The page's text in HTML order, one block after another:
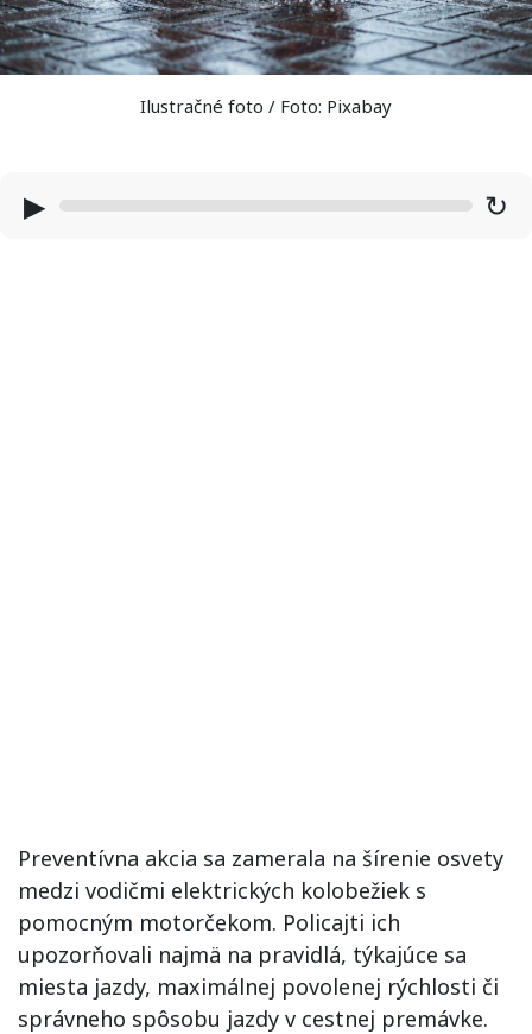
Ilustračné foto / Foto: Pixabay
▶ ↻
Preventívna akcia sa zamerala na šírenie osvety
medzi vodičmi elektrických kolobežiek s
pomocným motorčekom. Policajti ich
upozorňovali najmä na pravidlá, týkajúce sa
miesta jazdy, maximálnej povolenej rýchlosti či
správneho spôsobu jazdy v cestnej premávke.